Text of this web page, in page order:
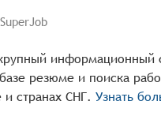
информационный
резюме и поиска
странах СНГ. Узнать